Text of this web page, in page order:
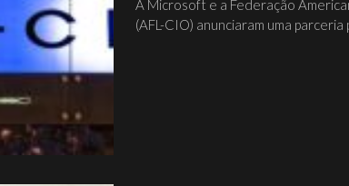
A Microsoft e a Federação
(AFL-CIO) anunciaram uma